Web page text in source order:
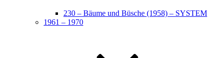
230 – Bäume und Büsche (1958) – SYSTEM
1961 – 1970